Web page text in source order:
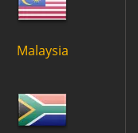
Malaysia